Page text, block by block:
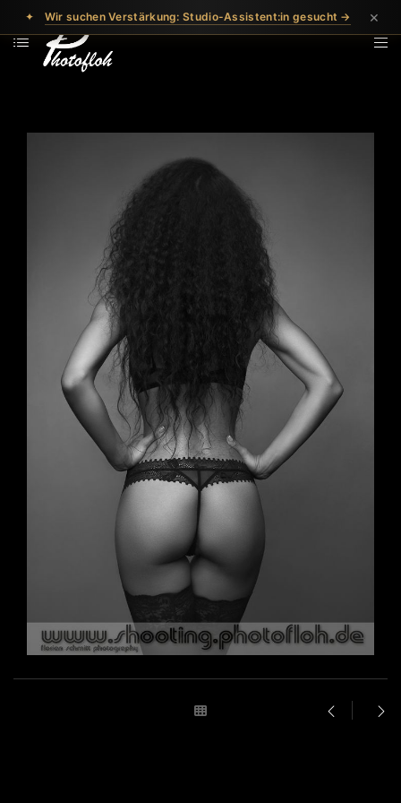
✦ Wir suchen Verstärkung: Studio-Assistent:in gesucht → ×